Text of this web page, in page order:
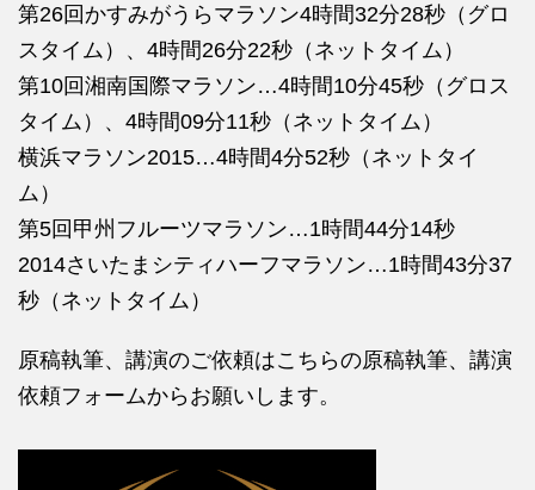
第26回かすみがうらマラソン4時間32分28秒（グロ
スタイム）、4時間26分22秒（ネットタイム）
第10回湘南国際マラソン…4時間10分45秒（グロス
タイム）、4時間09分11秒（ネットタイム）
横浜マラソン2015…4時間4分52秒（ネットタイ
ム）
第5回甲州フルーツマラソン…1時間44分14秒
2014さいたまシティハーフマラソン…1時間43分37
秒（ネットタイム）
原稿執筆、講演のご依頼はこちらの原稿執筆、講演
依頼フォームからお願いします。